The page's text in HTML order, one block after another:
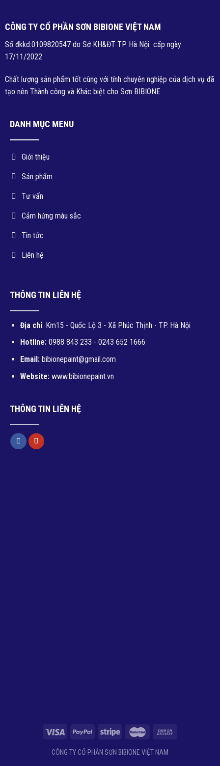
CÔNG TY CỔ PHẦN SƠN BIBIONE VIỆT NAM
Số đkkd:0109820547 do Sở KH&ĐT TP Hà Nội cấp ngày
17/11/2022
Chất lượng sản phẩm tốt cùng với tính chuyên nghiệp của dịch vụ đã
tạo nên Thành công và Khác biệt cho Sơn BIBIONE
DANH MỤC MENU
Giới thiệu
Sản phẩm
Tư vấn
Cảm hứng màu sắc
Tin tức
Liên hệ
THÔNG TIN LIÊN HỆ
Địa chỉ: Km15 - Quốc Lộ 3 - Xã Phúc Thịnh - TP. Hà Nội
Hotline: 0988 843 233 - 0243 652 1666
Email:bibionepaint@gmail.com
Website:www.bibionepaint.vn
THÔNG TIN LIÊN HỆ
CÔNG TY CỔ PHẦN SƠN BIBIONE VIỆT NAM